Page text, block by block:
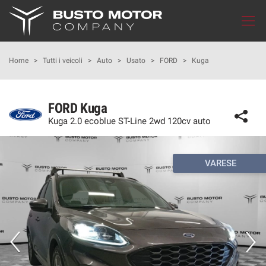
HOME
IN MOTUM
MONDO SEAT
MONDO NISSAN
FLOTTE AZIENDALI
Home > Tutti i veicoli > Auto > Usato > FORD > Kuga
FORD Kuga
Kuga 2.0 ecoblue ST-Line 2wd 120cv auto
VARESE
Le
tue
preferenze
di
seguente
pannello
consente
esprimere
preferenze
consenso
alle
tecnologie
di